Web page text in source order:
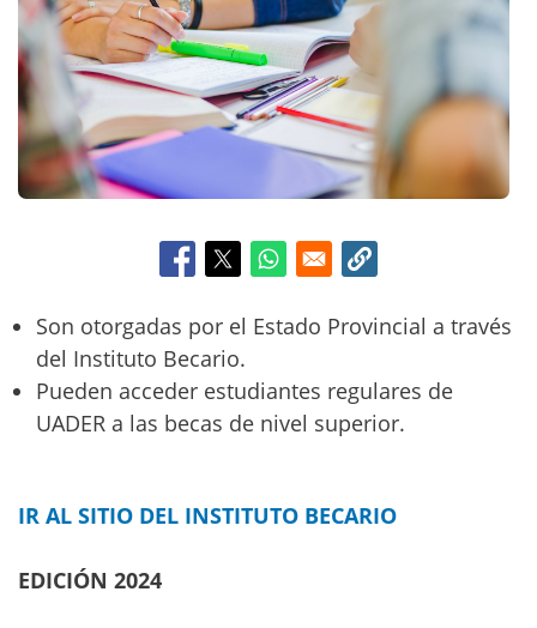
i
p
a
l
Son otorgadas por el Estado Provincial a través
del Instituto Becario.
Pueden acceder estudiantes regulares de
UADER a las becas de nivel superior.
IR AL SITIO DEL INSTITUTO BECARIO
EDICIÓN 2024